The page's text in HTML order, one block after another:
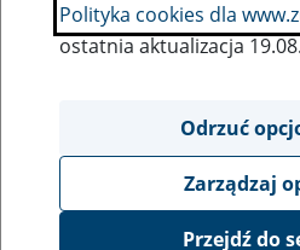
Ukryj wszystkie pozycje
Polityka cookies dla
ostatnia aktualizacja
Odrzuć
Zarządzaj
Przejdź do